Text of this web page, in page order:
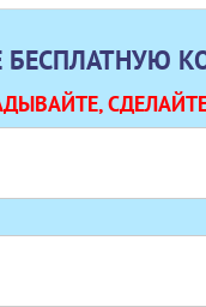
БЕСПЛАТНУЮ